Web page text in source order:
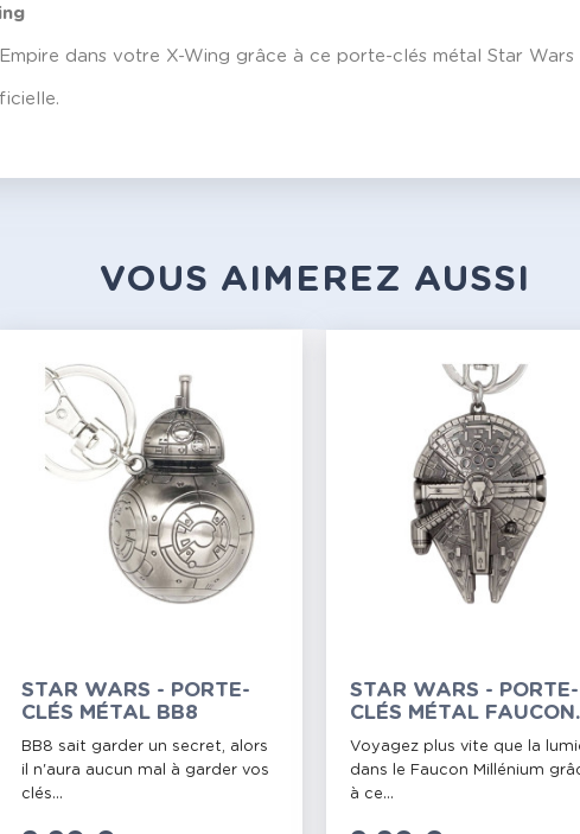
dans votre X-Wing grâce à ce porte-clés métal Star Wars
VOUS AIMEREZ AUSSI
STAR WARS - PORTE-
CLÉS MÉTAL BB8
BB8 sait garder un secret, alors
il n'aura aucun mal à garder vos
clés...
STAR WARS - PORTE-
CLÉS MÉTAL FAUCON
MILLÉNIUM
Voyagez plus vite que la
dans le Faucon Millénium
à ce...